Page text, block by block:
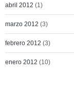
abril 2012 (1)
marzo 2012 (3)
febrero 2012 (3)
enero 2012 (10)